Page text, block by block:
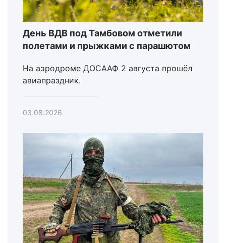
День ВДВ под Тамбовом отметили
полетами и прыжками с парашютом
На аэродроме ДОСААФ 2 августа прошёл
авиапраздник.
03.08.2026